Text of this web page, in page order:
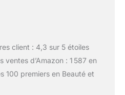
client : 4,3 sur 5 étoiles
ventes d’Amazon : 1 587 en
100 premiers en Beauté et